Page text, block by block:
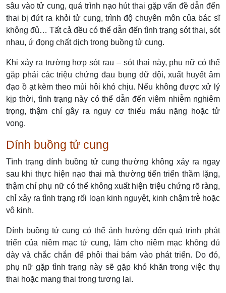
sâu vào tử cung, quá trình nạo hút thai gặp vấn đề dẫn đến
thai bị đứt ra khỏi tử cung, trình độ chuyên môn của bác sĩ
không đủ… Tất cả đều có thể dẫn đến tình trạng sót thai, sót
nhau, ứ đọng chất dịch trong buồng tử cung.
Khi xảy ra trường hợp sót rau – sót thai này, phụ nữ có thể
gặp phải các triệu chứng đau bụng dữ dội, xuất huyết âm
đạo ồ ạt kèm theo mùi hôi khó chịu. Nếu không được xử lý
kịp thời, tình trạng này có thể dẫn đến viêm nhiễm nghiêm
trọng, thậm chí gây ra nguy cơ thiếu máu nặng hoặc tử
vong.
Dính buồng tử cung
Tình trạng dính buồng tử cung thường không xảy ra ngay
sau khi thực hiện nạo thai mà thường tiến triển thầm lặng,
thậm chí phụ nữ có thể không xuất hiện triệu chứng rõ ràng,
chỉ xảy ra tình trạng rối loạn kinh nguyệt, kinh chậm trễ hoặc
vô kinh.
Dính buồng tử cung có thể ảnh hưởng đến quá trình phát
triển của niêm mạc tử cung, làm cho niêm mạc không đủ
dày và chắc chắn để phôi thai bám vào phát triển. Do đó,
phụ nữ gặp tình trạng này sẽ gặp khó khăn trong việc thụ
thai hoặc mang thai trong tương lai.